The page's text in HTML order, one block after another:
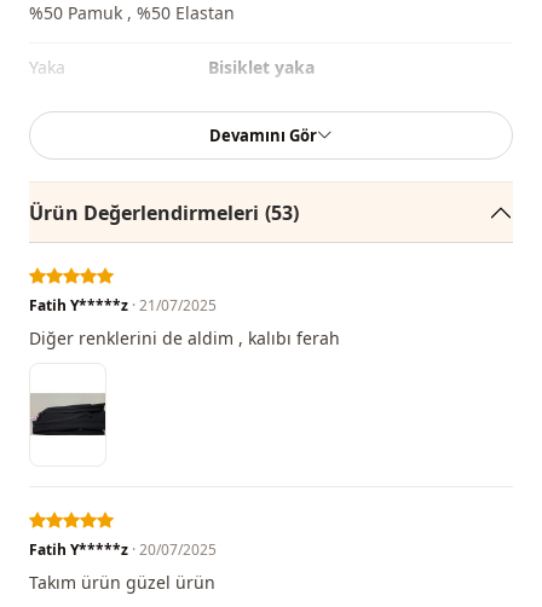
%50 Pamuk , %50 Elastan
Yaka Bisiklet yaka
Mevsi̇m Mevsimlik
Kumaş İki ip penye
Kumaş Polyester
Kategori̇ Takım
Si̇luet / form
Uzunluk
Kalinlik İnce
Devamını Gör
Ürün Değerlendirmeleri (53)
Fati̇h Y*****z · 21/07/2025
Diğer renklerini de aldim , kalıbı ferah
Fati̇h Y*****z · 20/07/2025
Takım ürün güzel ürün